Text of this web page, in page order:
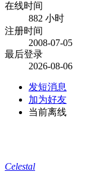
在线时间
882 小时
注册时间
2008-07-05
最后登录
2026-08-06
发短消息
加为好友
当前离线
Celestal